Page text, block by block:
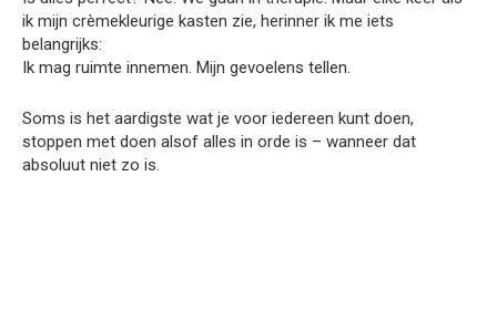
ik mijn crèmekleurige kasten zie, herinner ik me iets
belangrijks:
Ik mag ruimte innemen. Mijn gevoelens tellen.
Soms is het aardigste wat je voor iedereen kunt doen,
stoppen met doen alsof alles in orde is – wanneer dat
absoluut niet zo is.